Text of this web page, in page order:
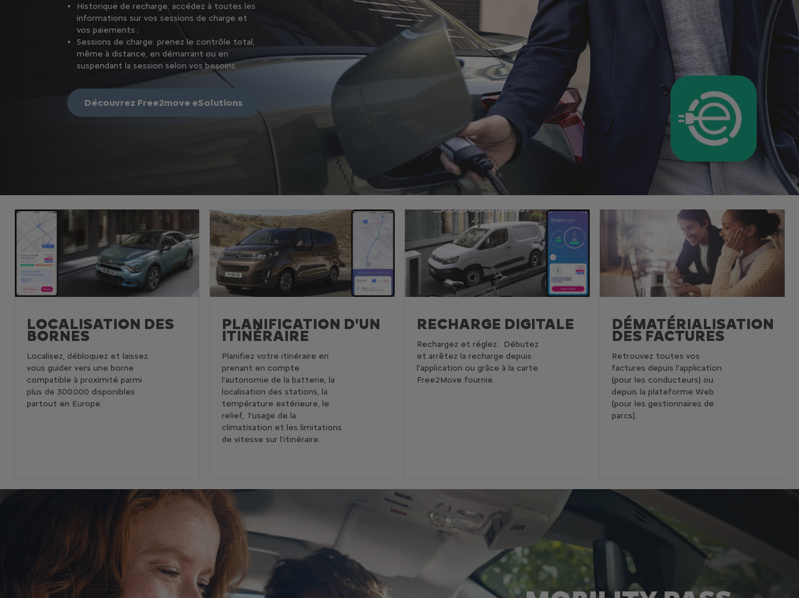
Historique de recharge: accédez à toutes les
informations sur vos sessions de charge et
vos paiements ;
Sessions de charge: prenez le contrôle total,
même à distance, en démarrant ou en
suspendant la session selon vos besoins.
Découvrez Free2move eSolutions
LOCALISATION DES
BORNES
Localisez, débloquez et laissez
vous guider vers une borne
compatible à proximité parmi
plus de 300.000 disponibles
partout en Europe.
PLANIFICATION D'UN
ITINÉRAIRE
Planifiez votre itinéraire en
prenant en compte
l’autonomie de la batterie, la
localisation des stations, la
température extérieure, le
relief, l’usage de la
climatisation et les limitations
de vitesse sur l’itinéraire.
RECHARGE DIGITALE
Rechargez et réglez. Débutez
et arrêtez la recharge depuis
l'application ou grâce à la carte
Free2Move fournie.
DÉMATÉRIALISATION
DES FACTURES
Retrouvez toutes vos
factures depuis l'application
(pour les conducteurs) ou
depuis la plateforme Web
(pour les gestionnaires de
parcs).